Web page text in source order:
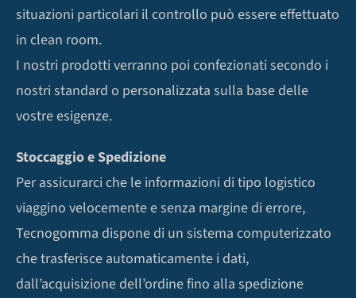
situazioni particolari il controllo può essere effettuato
in clean room.
I nostri prodotti verranno poi confezionati secondo i
nostri standard o personalizzata sulla base delle
vostre esigenze.
Stoccaggio e Spedizione
Per assicurarci che le informazioni di tipo logistico
viaggino velocemente e senza margine di errore,
Tecnogomma dispone di un sistema computerizzato
che trasferisce automaticamente i dati,
dall’acquisizione dell’ordine fino alla spedizione